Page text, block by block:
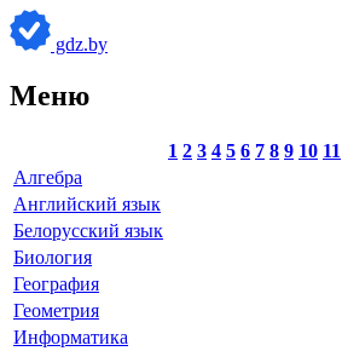
gdz.by
Меню
1 2 3 4 5 6 7 8 9 10 11
Алгебра
Английский язык
Белорусский язык
Биология
География
Геометрия
Информатика